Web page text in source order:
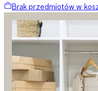
Brak przedmiotów w